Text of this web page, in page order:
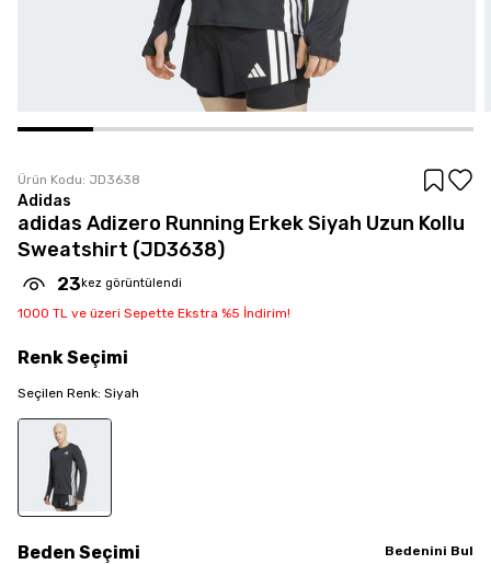
Ürün Kodu: JD3638
Adidas
adidas Adizero Running Erkek Siyah Uzun Kollu
Sweatshirt (JD3638)
23 kez görüntülendi
1000 TL ve üzeri Sepette Ekstra %5 İndirim!
Beden Seçimi Bedenini Bul
RenkSeçimi
Seçilen Renk: Siyah